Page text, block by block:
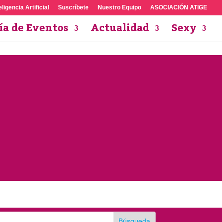
Artificial Suscríbete Nuestro Equipo ASOCIACIÓN ATIGE
de Eventos Actualidad Sexy